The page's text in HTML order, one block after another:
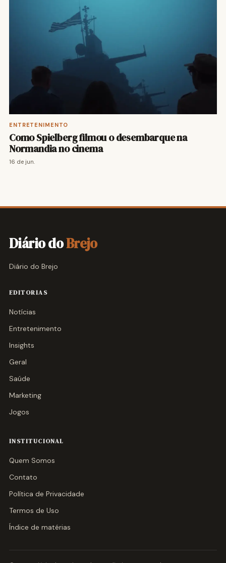
ENTRETENIMENTO
Como Spielberg filmou o desembarque na
Normandia no cinema
16 de jun.
Diário doBrejo
Diário do Brejo
EDITORIAS
Notícias
Entretenimento
Insights
Geral
Saúde
Marketing
Jogos
INSTITUCIONAL
Quem Somos
Contato
Política de Privacidade
Termos de Uso
Índice de matérias